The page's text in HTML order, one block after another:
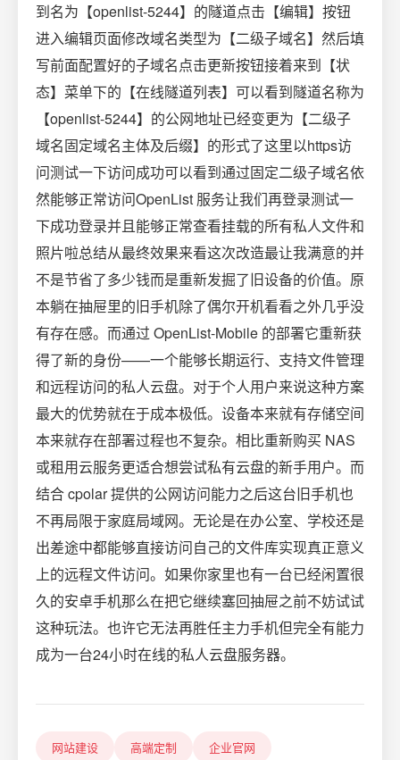
到名为【openlist-5244】的隧道点击【编辑】按钮
进入编辑页面修改域名类型为【二级子域名】然后填
写前面配置好的子域名点击更新按钮接着来到【状
态】菜单下的【在线隧道列表】可以看到隧道名称为
【openlist-5244】的公网地址已经变更为【二级子
域名固定域名主体及后缀】的形式了这里以https访
问测试一下访问成功可以看到通过固定二级子域名依
然能够正常访问OpenList 服务让我们再登录测试一
下成功登录并且能够正常查看挂载的所有私人文件和
照片啦总结从最终效果来看这次改造最让我满意的并
不是节省了多少钱而是重新发掘了旧设备的价值。原
本躺在抽屉里的旧手机除了偶尔开机看看之外几乎没
有存在感。而通过 OpenList-Mobile 的部署它重新获
得了新的身份——一个能够长期运行、支持文件管理
和远程访问的私人云盘。对于个人用户来说这种方案
最大的优势就在于成本极低。设备本来就有存储空间
本来就存在部署过程也不复杂。相比重新购买 NAS
或租用云服务更适合想尝试私有云盘的新手用户。而
结合 cpolar 提供的公网访问能力之后这台旧手机也
不再局限于家庭局域网。无论是在办公室、学校还是
出差途中都能够直接访问自己的文件库实现真正意义
上的远程文件访问。如果你家里也有一台已经闲置很
久的安卓手机那么在把它继续塞回抽屉之前不妨试试
这种玩法。也许它无法再胜任主力手机但完全有能力
成为一台24小时在线的私人云盘服务器。
网站建设 高端定制 企业官网